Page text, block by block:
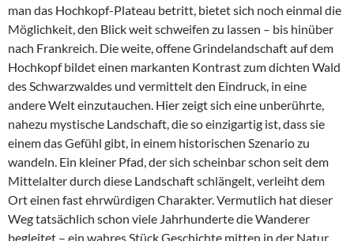
man das Hochkopf-Plateau betritt, bietet sich noch einmal die
Möglichkeit, den Blick weit schweifen zu lassen – bis hinüber
nach Frankreich. Die weite, offene Grindelandschaft auf dem
Hochkopf bildet einen markanten Kontrast zum dichten Wald
des Schwarzwaldes und vermittelt den Eindruck, in eine
andere Welt einzutauchen. Hier zeigt sich eine unberührte,
nahezu mystische Landschaft, die so einzigartig ist, dass sie
einem das Gefühl gibt, in einem historischen Szenario zu
wandeln. Ein kleiner Pfad, der sich scheinbar schon seit dem
Mittelalter durch diese Landschaft schlängelt, verleiht dem
Ort einen fast ehrwürdigen Charakter. Vermutlich hat dieser
Weg tatsächlich schon viele Jahrhunderte die Wanderer
begleitet – ein wahres Stück Geschichte mitten in der Natur.